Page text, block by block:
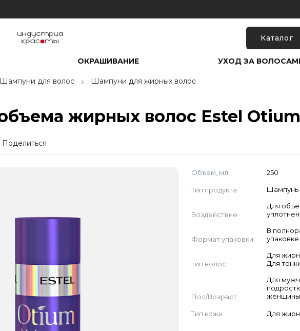
Каталог
ОКРАШИВАНИЕ УХОД ЗА
Шампуни для волос Шампуни для жирных волос
жирных волос Estel
Поделиться
Объем, мл 250
Тип продукта Шампунь
Воздействие
Для
Формат упаковки
В
упаковке
Тип волос
Для
Для
Пол/Возраст
Для
женщины
Тип кожи Для